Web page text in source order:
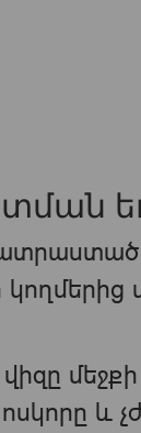
կողմերից
ոսկորը և